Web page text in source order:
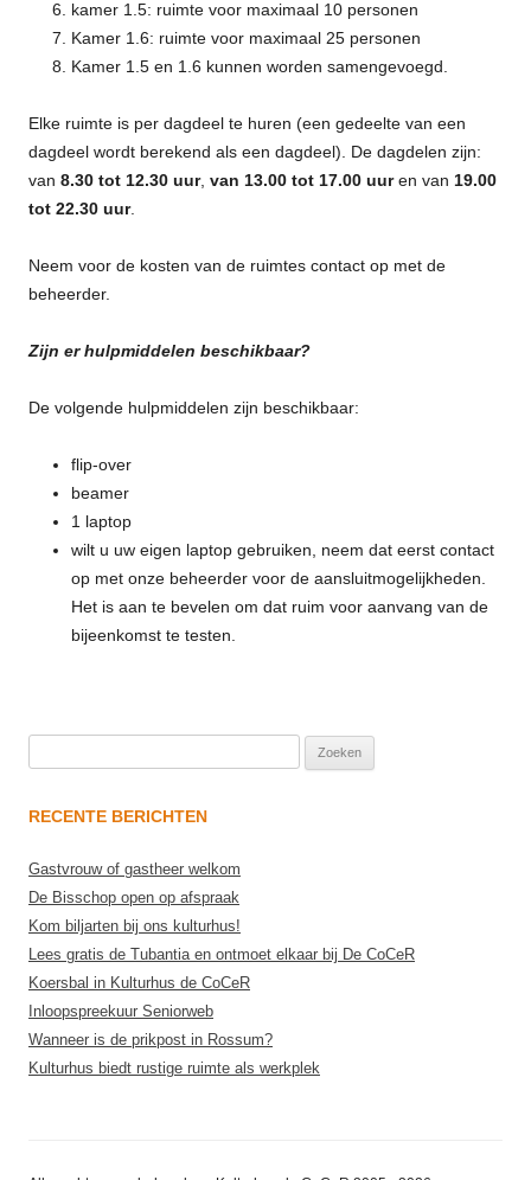
kamer 1.5: ruimte voor maximaal 10 personen
Kamer 1.6: ruimte voor maximaal 25 personen
Kamer 1.5 en 1.6 kunnen worden samengevoegd.
Elke ruimte is per dagdeel te huren (een gedeelte van een
dagdeel wordt berekend als een dagdeel). De dagdelen zijn:
van 8.30 tot 12.30 uur, van 13.00 tot 17.00 uuren van 19.00
tot 22.30 uur.
Neem voor de kosten van de ruimtes contact op met de
beheerder.
Zijn er hulpmiddelen beschikbaar?
De volgende hulpmiddelen zijn beschikbaar:
flip-over
beamer
1 laptop
wilt u uw eigen laptop gebruiken, neem dat eerst contact
op met onze beheerder voor de aansluitmogelijkheden.
Het is aan te bevelen om dat ruim voor aanvang van de
bijeenkomst te testen.
RECENTE BERICHTEN
Gastvrouw of gastheer welkom
De Bisschop open op afspraak
Kom biljarten bij ons kulturhus!
Lees gratis de Tubantia en ontmoet elkaar bij De CoCeR
Koersbal in Kulturhus de CoCeR
Inloopspreekuur Seniorweb
Wanneer is de prikpost in Rossum?
Kulturhus biedt rustige ruimte als werkplek